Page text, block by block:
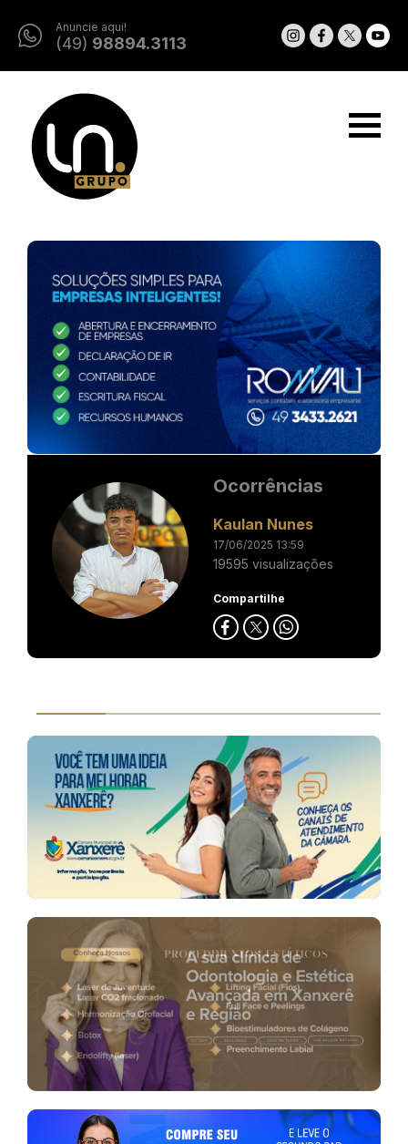
Anuncie aqui!
(49) 98894.3113
Ocorrências
Kaulan Nunes
17/06/2025 13:59
19595 visualizações
Compartilhe